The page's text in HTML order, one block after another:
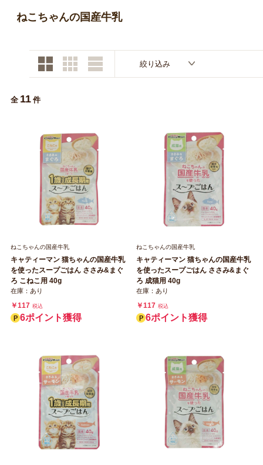
日用品（デイリー）
トリマーグッズ
お問い合わせ
ねこちゃんの国産牛乳
絞り込み
全 11 件
ねこちゃんの国産牛乳
キャティーマン 猫ちゃんの国産牛乳
を使ったスープごはん ささみ&まぐ
ろ こねこ用 40g
在庫：あり
￥117 税込
6ポイント獲得
ねこちゃんの国産牛乳
キャティーマン 猫ちゃんの国産牛乳
を使ったスープごはん ささみ&まぐ
ろ 成猫用 40g
在庫：あり
￥117 税込
6ポイント獲得